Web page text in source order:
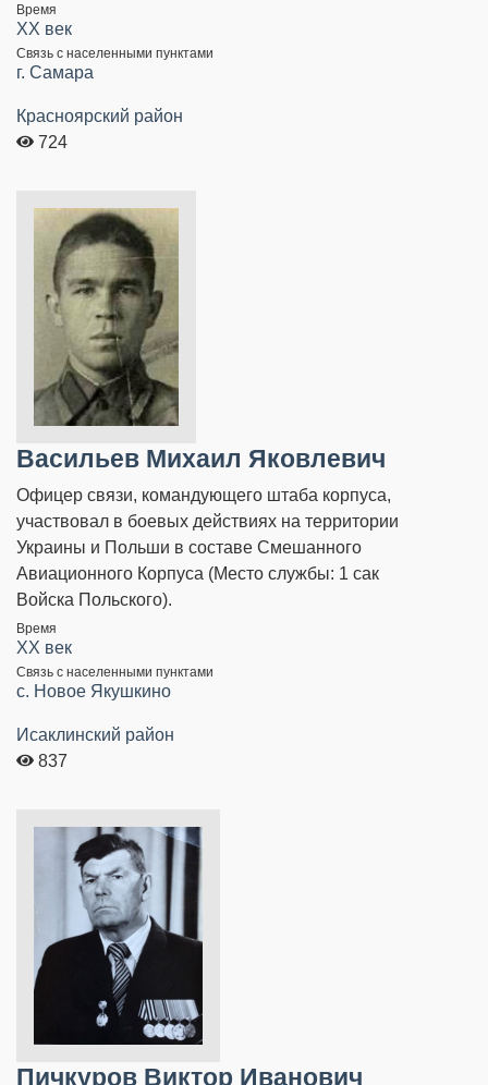
Время
XX век
Связь с населенными пунктами
г. Самара
Красноярский район
724
Васильев Михаил Яковлевич
Офицер связи, командующего штаба корпуса,
участвовал в боевых действиях на территории
Украины и Польши в составе Смешанного
Авиационного Корпуса (Место службы: 1 сак
Войска Польского).
Время
XX век
Связь с населенными пунктами
с. Новое Якушкино
Исаклинский район
837
Пичкуров Виктор Иванович